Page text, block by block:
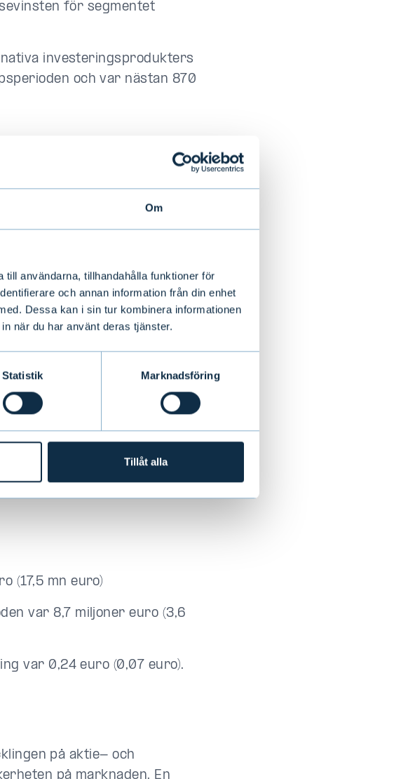
Om
användarna, tillhandahålla funktioner för
och annan information från din enhet
Dessa kan i sin tur kombinera informationen
när du har använt deras tjänster.
Statistik Marknadsföring
Tillåt alla
för segmentet
investeringsprodukters
och var nästan 870
mn euro)
miljoner euro (17,3 mn
omfattar -0,6 miljoner
var 0,71 euro (0,68 euro)
procent (23,0 %)
i slutet av december till
(11,4 md euro)
till de operativa
(0,61 euro).
(17,5 mn euro)
var 8,7 miljoner euro (3,6
var 0,24 euro (0,07 euro).
på aktie- och
på marknaden. En